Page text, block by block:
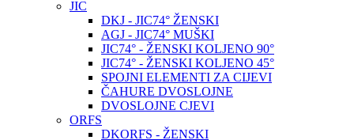
JIC
DKJ - JIC74° ŽENSKI
AGJ - JIC74° MUŠKI
JIC74° - ŽENSKI KOLJENO 90°
JIC74° - ŽENSKI KOLJENO 45°
SPOJNI ELEMENTI ZA CIJEVI
ČAHURE DVOSLOJNE
DVOSLOJNE CJEVI
ORFS
DKORFS - ŽENSKI